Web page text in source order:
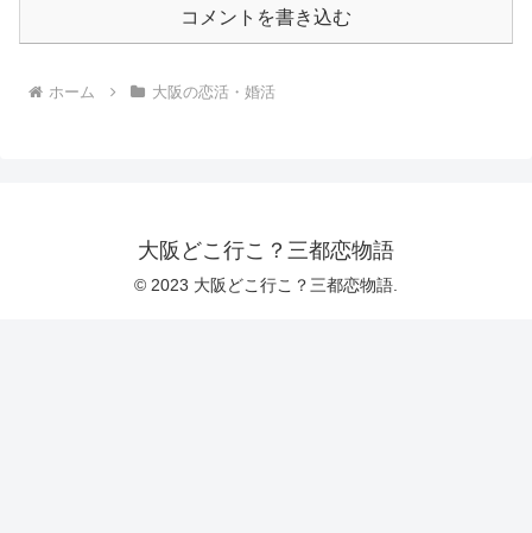
コメントを書き込む
ホーム 大阪の恋活・婚活
大阪どこ行こ？三都恋物語
© 2023 大阪どこ行こ？三都恋物語.